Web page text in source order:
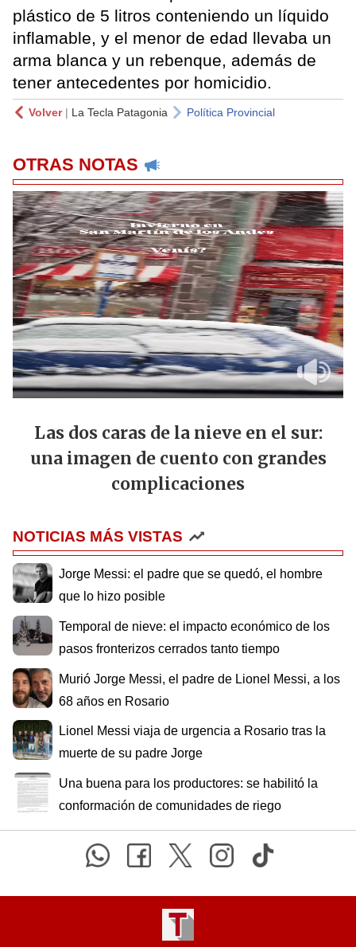
plástico de 5 litros conteniendo un líquido
inflamable, y el menor de edad llevaba un
arma blanca y un rebenque, además de
tener antecedentes por homicidio.
Volver| La Tecla Patagonia Política Provincial
OTRAS NOTAS
Las dos caras de la nieve en el sur:
una imagen de cuento con grandes
complicaciones
NOTICIAS MÁS VISTAS
Jorge Messi: el padre que se quedó, el hombre
que lo hizo posible
Temporal de nieve: el impacto económico de los
pasos fronterizos cerrados tanto tiempo
Murió Jorge Messi, el padre de Lionel Messi, a los
68 años en Rosario
Lionel Messi viaja de urgencia a Rosario tras la
muerte de su padre Jorge
Una buena para los productores: se habilitó la
conformación de comunidades de riego